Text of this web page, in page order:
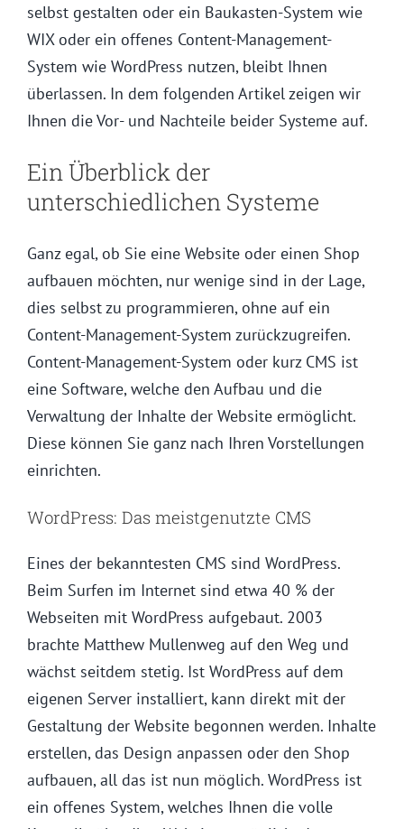
selbst gestalten oder ein Baukasten-System wie
WIX oder ein offenes Content-Management-
System wie WordPress nutzen, bleibt Ihnen
überlassen. In dem folgenden Artikel zeigen wir
Ihnen die Vor- und Nachteile beider Systeme auf.
Ein Überblick der
unterschiedlichen Systeme
Ganz egal, ob Sie eine Website oder einen Shop
aufbauen möchten, nur wenige sind in der Lage,
dies selbst zu programmieren, ohne auf ein
Content-Management-System zurückzugreifen.
Content-Management-System oder kurz CMS ist
eine Software, welche den Aufbau und die
Verwaltung der Inhalte der Website ermöglicht.
Diese können Sie ganz nach Ihren Vorstellungen
einrichten.
WordPress: Das meistgenutzte CMS
Eines der bekanntesten CMS sind WordPress.
Beim Surfen im Internet sind etwa 40 % der
Webseiten mit WordPress aufgebaut. 2003
brachte Matthew Mullenweg auf den Weg und
wächst seitdem stetig. Ist WordPress auf dem
eigenen Server installiert, kann direkt mit der
Gestaltung der Website begonnen werden. Inhalte
erstellen, das Design anpassen oder den Shop
aufbauen, all das ist nun möglich. WordPress ist
ein offenes System, welches Ihnen die volle